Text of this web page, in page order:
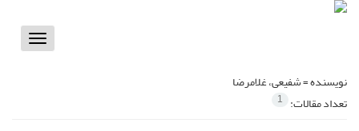
Toggle
نویسنده =شفیعی، غلامرضا
تعداد مقالات: 1